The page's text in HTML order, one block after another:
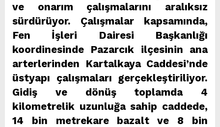
ve onarım çalışmalarını aralıksız
sürdürüyor. Çalışmalar kapsamında,
Fen İşleri Dairesi Başkanlığı
koordinesinde Pazarcık ilçesinin ana
arterlerinden Kartalkaya Caddesi’nde
üstyapı çalışmaları gerçekleştiriliyor.
Gidiş ve dönüş toplamda 4
kilometrelik uzunluğa sahip caddede,
14 bin metrekare bazalt ve 8 bin